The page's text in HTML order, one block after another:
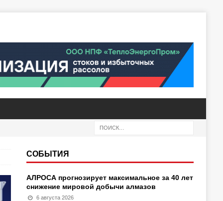
СОБЫТИЯ
АЛРОСА прогнозирует максимальное за 40 лет
снижение мировой добычи алмазов
6 августа 2026